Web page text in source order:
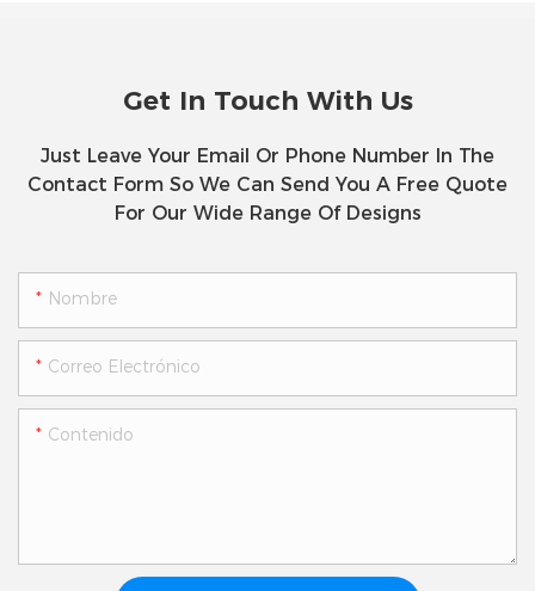
Get In Touch With Us
Just Leave Your Email Or Phone Number In The
Contact Form So We Can Send You A Free Quote
For Our Wide Range Of Designs
Nombre
Correo Electrónico
Contenido